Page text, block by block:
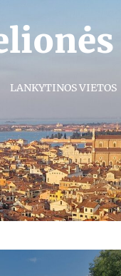
LANKYTINOS VIETOS